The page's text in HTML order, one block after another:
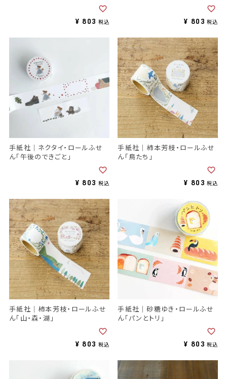
¥ 803 税込 ¥ 803 税込
手紙社｜ネクタイ・ロールふせ
ん「午後のできごと」
¥ 803 税込
手紙社｜柿本芳枝・ロールふせ
ん「鳥たち」
¥ 803 税込
手紙社｜柿本芳枝・ロールふせ
ん「山・森・湖」
¥ 803 税込
手紙社｜砂糖ゆき・ロールふせ
ん「パンとトリ」
¥ 803 税込